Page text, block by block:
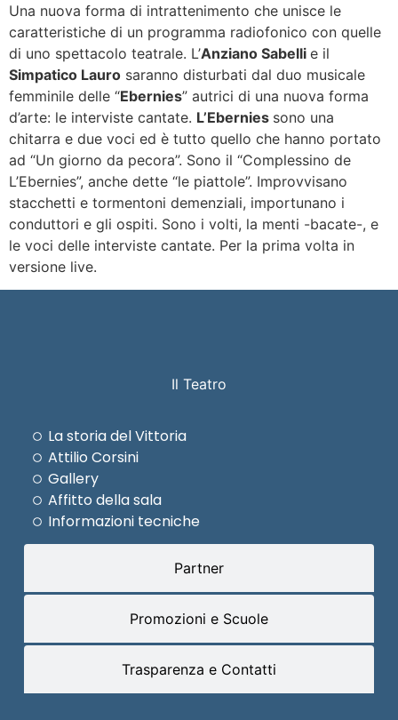
Una nuova forma di intrattenimento che unisce le
caratteristiche di un programma radiofonico con quelle
di uno spettacolo teatrale. L’Anziano Sabelli e il
Simpatico Lauro saranno disturbati dal duo musicale
femminile delle “Ebernies” autrici di una nuova forma
d’arte: le interviste cantate. L’Ebernies sono una
chitarra e due voci ed è tutto quello che hanno portato
ad “Un giorno da pecora”. Sono il “Complessino de
L’Ebernies”, anche dette “le piattole”. Improvvisano
stacchetti e tormentoni demenziali, importunano i
conduttori e gli ospiti. Sono i volti, la menti -bacate-, e
le voci delle interviste cantate. Per la prima volta in
versione live.
Il Teatro
Partner
Promozioni e Scuole
Trasparenza e Contatti
La storia del Vittoria
Attilio Corsini
Gallery
Affitto della sala
Informazioni tecniche